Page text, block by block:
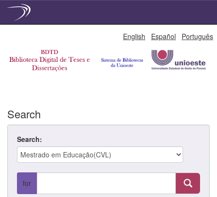
English Español Português
Search
Search:
for